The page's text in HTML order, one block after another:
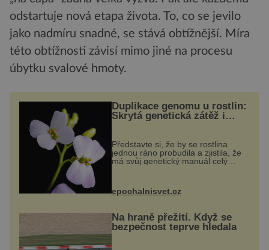
odstartuje nová etapa života. To, co se jevilo
jako nadmíru snadné, se stává obtížnější. Míra
této obtížnosti závisí mimo jiné na procesu
úbytku svalové hmoty.
Duplikace genomu u rostlin:
Skrytá genetická zátěž i
Představte si, že by se rostlina
jednou ráno probudila a zjistila, že
má svůj genetický manuál celý
výzkumu to může být pro druhy
vstupenka...
epochalnisvet.cz
Na hraně přežití. Když se
bezpečnost teprve hledala